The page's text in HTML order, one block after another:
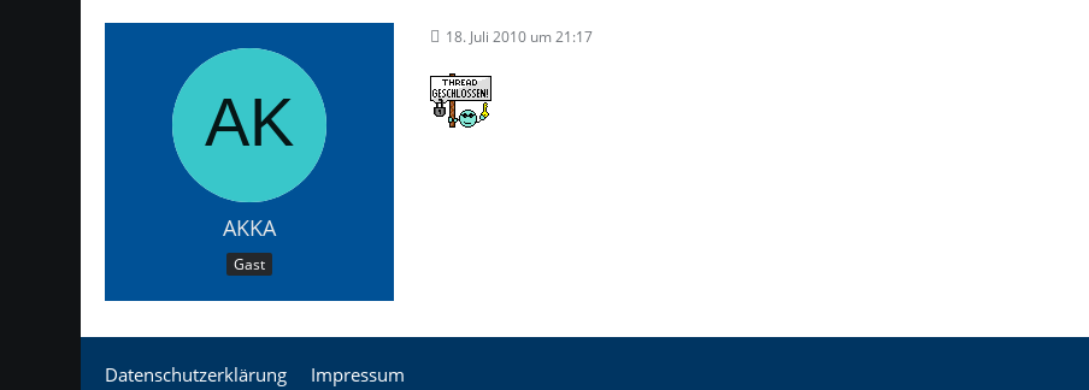
AKKA
Gast
18. Juli 2010 um 21:17
Datenschutzerklärung Impressum